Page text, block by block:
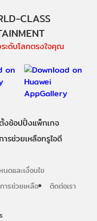
CLASS
ะดับโลกตรงใจคุณ
งช้อปปิ้งแพ็กเกจ
ารช่วยเหลือทรูไอดี
นดและเงื่อนไข
ารช่วยเหลือ ติดต่อเรา